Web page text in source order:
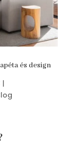
és design
|